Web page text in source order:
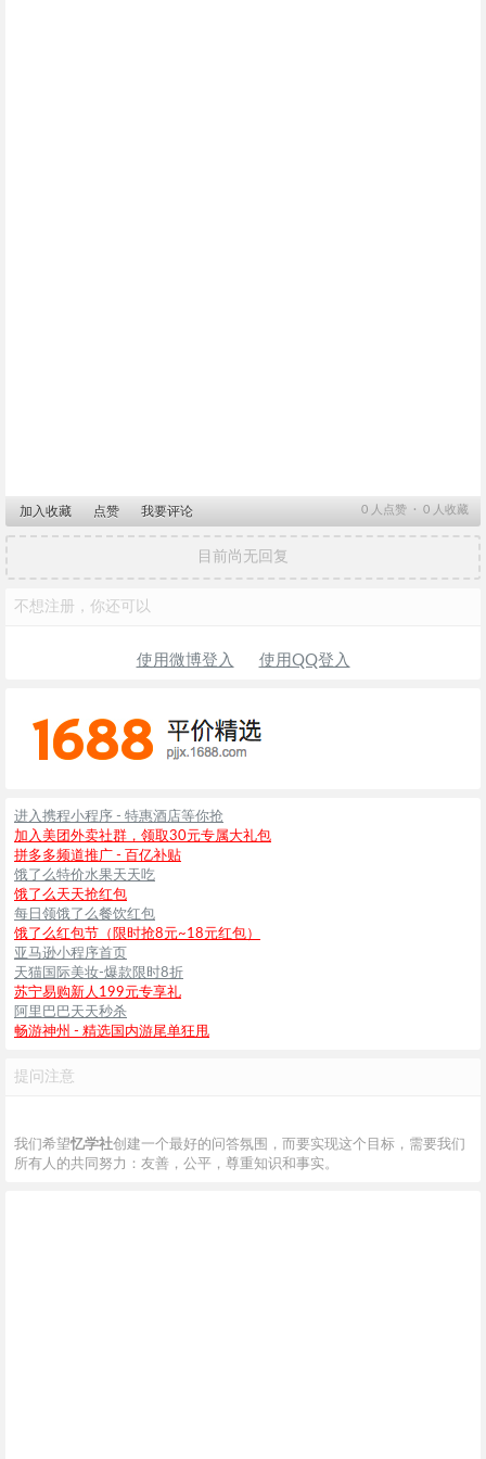
0 人点赞 ∙ 0 人收藏
加入收藏 点赞 我要评论
目前尚无回复
不想注册，你还可以
使用微博登入 使用QQ登入
进入携程小程序 - 特惠酒店等你抢
加入美团外卖社群，领取30元专属大礼包
拼多多频道推广 - 百亿补贴
饿了么特价水果天天吃
饿了么天天抢红包
每日领饿了么餐饮红包
饿了么红包节（限时抢8元~18元红包）
亚马逊小程序首页
天猫国际美妆-爆款限时8折
苏宁易购新人199元专享礼
阿里巴巴天天秒杀
畅游神州 - 精选国内游尾单狂甩
提问注意
我们希望忆学社创建一个最好的问答氛围，而要实现这个目标，需要我们
所有人的共同努力：友善，公平，尊重知识和事实。